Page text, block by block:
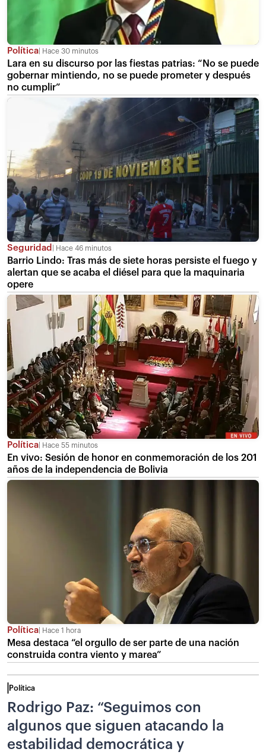
Política Hace 30 minutos
Lara en su discurso por las fiestas patrias: “No se puede
gobernar mintiendo, no se puede prometer y después
no cumplir”
Seguridad Hace 46 minutos
Barrio Lindo: Tras más de siete horas persiste el fuego y
alertan que se acaba el diésel para que la maquinaria
opere
Política Hace 55 minutos
En vivo: Sesión de honor en conmemoración de los 201
años de la independencia de Bolivia
Política Hace 1 hora
Mesa destaca “el orgullo de ser parte de una nación
construida contra viento y marea”
Política
Rodrigo Paz: “Seguimos con
algunos que siguen atacando la
estabilidad democrática y